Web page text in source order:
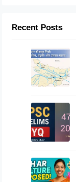
Recent Posts